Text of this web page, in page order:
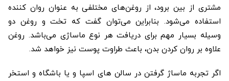
مشتری از بین برود، از روغن‌های مختلفی به عنوان روان کننده
استفاده می‌شود. بنابراین می‌توان گفت که تخت و روغن دو
وسیله بسیار مهم برای دریافت هر نوع ماساژی می‌باشد. روغن
علاوه بر روان کردن بدن، باعث طراوت پوست نیز خواهد شد.
اگر تجربه ماساژ گرفتن در سالن های اسپا و یا باشگاه و استخر